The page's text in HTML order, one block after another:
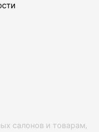
салонов и товарам,